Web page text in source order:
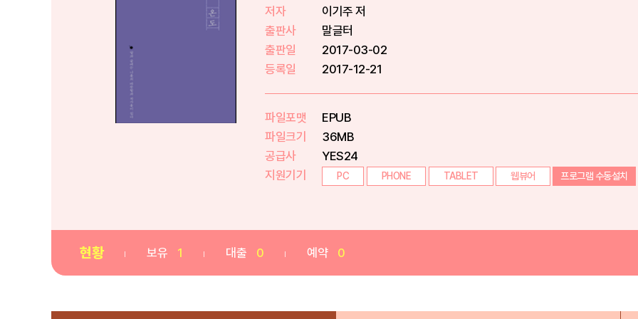
저자
이기주 저
출판사
말글터
출판일
2017-03-02
등록일
2017-12-21
파일포맷
EPUB
파일크기
36MB
공급사
YES24
지원기기
PC PHONE TABLET 웹뷰어 프로그램 수동설치
현황 보유 1 대출 0 예약 0